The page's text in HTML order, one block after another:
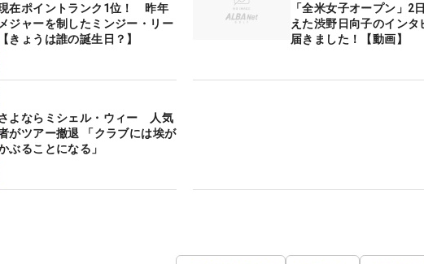
在ポイントランク1位！ 昨年
メジャーを制したミンジー・リー
【きょうは誰の誕生日？】
「全米女子オープン」2
えた渋野日向子のインタ
届きました！【動画】
よならミシェル・ウィー 人気
がツアー撤退 「クラブには埃が
ぶることになる」